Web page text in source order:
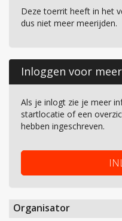
Deze toerrit heeft in het
dus niet meer meerijden.
Inloggen voor
Als je inlogt zie je meer
startlocatie of een
hebben ingeschreven.
Organisator
Over Motormaatje